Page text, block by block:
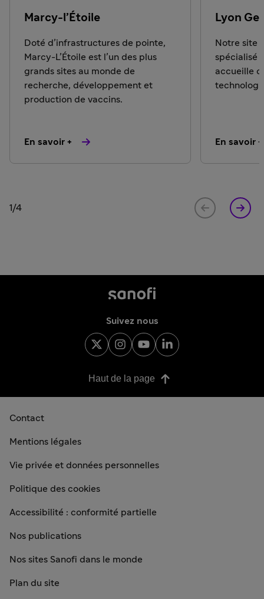
Marcy-l’Étoile
Doté d’infrastructures de pointe,
Marcy-L’Étoile est l’un des plus
grands sites au monde de
recherche, développement et
production de vaccins.
En savoir +
Lyon
Notre site
spécialisé
accueille
En savoir +
1/4
Suivez nous
Haut de la page
Contact
Mentions légales
Vie privée et données personnelles
Politique des cookies
Accessibilité : conformité partielle
Nos publications
Nos sites Sanofi dans le monde
Plan du site